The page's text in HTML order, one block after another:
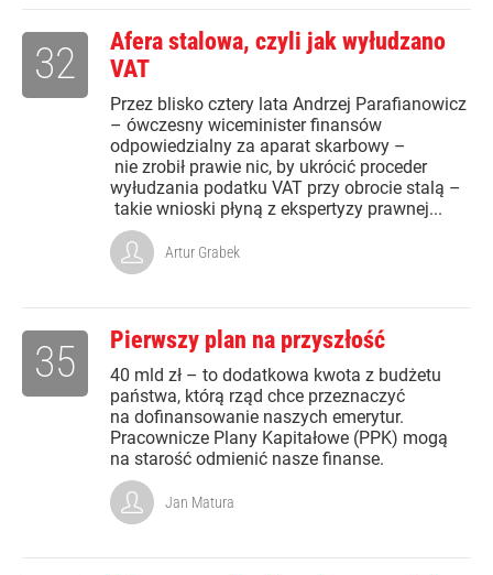
Afera stalowa, czyli jak wyłudzano
VAT
Przez blisko cztery lata Andrzej Parafianowicz
– ówczesny wiceminister finansów
odpowiedzialny za aparat skarbowy –
nie zrobił prawie nic, by ukrócić proceder
wyłudzania podatku VAT przy obrocie stalą –
takie wnioski płyną z ekspertyzy prawnej...
32
Artur Grabek
Pierwszy plan na przyszłość
40 mld zł – to dodatkowa kwota z budżetu
państwa, którą rząd chce przeznaczyć
na dofinansowanie naszych emerytur.
Pracownicze Plany Kapitałowe (PPK) mogą
na starość odmienić nasze finanse.
35
Jan Matura